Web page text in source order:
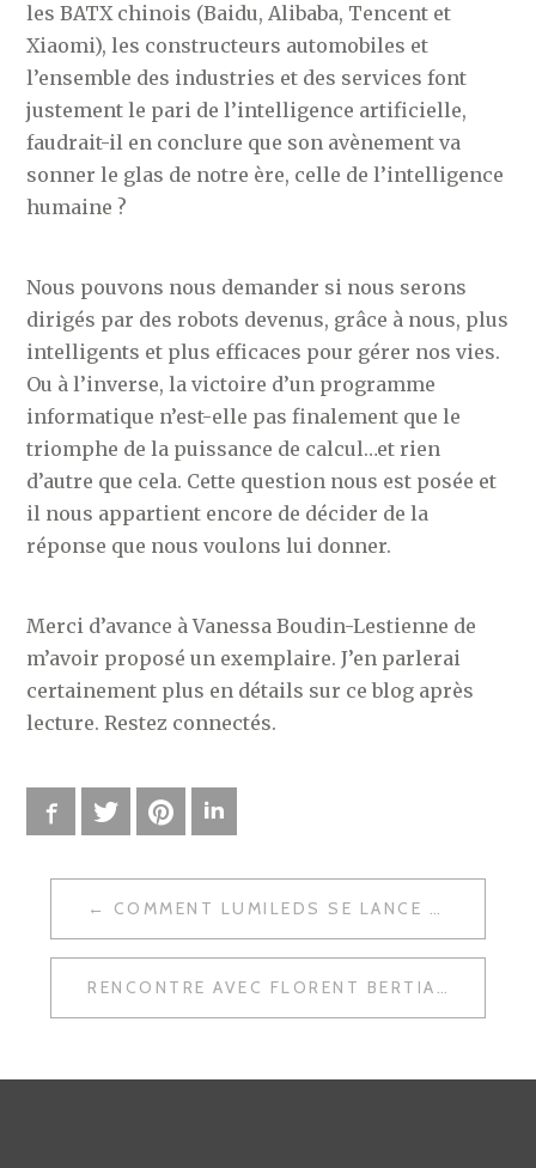
les BATX chinois (Baidu, Alibaba, Tencent et
Xiaomi), les constructeurs automobiles et
l’ensemble des industries et des services font
justement le pari de l’intelligence artificielle,
faudrait-il en conclure que son avènement va
sonner le glas de notre ère, celle de l’intelligence
humaine ?
Nous pouvons nous demander si nous serons
dirigés par des robots devenus, grâce à nous, plus
intelligents et plus efficaces pour gérer nos vies.
Ou à l’inverse, la victoire d’un programme
informatique n’est-elle pas finalement que le
triomphe de la puissance de calcul…et rien
d’autre que cela. Cette question nous est posée et
il nous appartient encore de décider de la
réponse que nous voulons lui donner.
Merci d’avance à Vanessa Boudin-Lestienne de
m’avoir proposé un exemplaire. J’en parlerai
certainement plus en détails sur ce blog après
lecture. Restez connectés.
FacebookTwitter Pinterest
COMMENT LUMILEDS SE LANCE ET FÉDÈRE SUR FACEBOOK ?
RENCONTRE AVEC FLORENT BERTIAUX : NETWORKING, NOWCOWORKING, MADE IN LILLE